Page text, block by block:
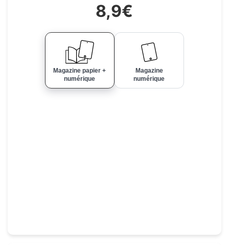
8,9€
Magazine papier +
numérique
Magazine
numérique